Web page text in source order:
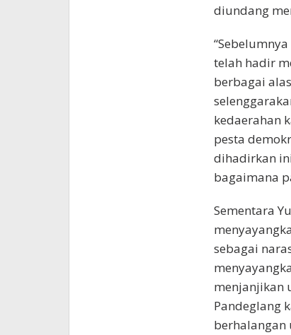
diundang
telah hadir
berbagai
kedaerahan
pesta
dihadirkan
bagaimana
Sementara
sebagai
menjanjikan
Pandeglang
berhalangan